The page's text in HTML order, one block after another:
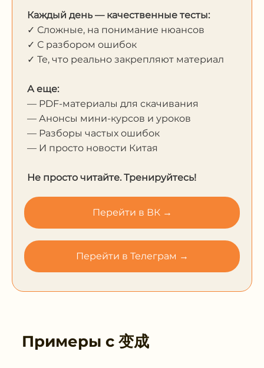
Каждый день — качественные тесты:
✓ Сложные, на понимание нюансов
✓ С разбором ошибок
✓ Те, что реально закрепляют материал
А еще:
— PDF-материалы для скачивания
— Анонсы мини-курсов и уроков
— Разборы частых ошибок
— И просто новости Китая
Не просто читайте. Тренируйтесь!
Перейти в ВК →
Перейти в Телеграм →
Примеры с 变成